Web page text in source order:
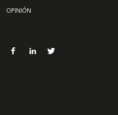
OPINIÓN